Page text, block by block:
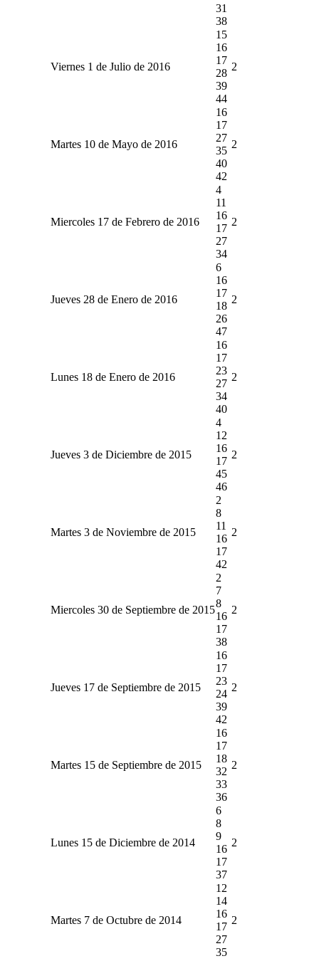
31
38
Viernes 1 de Julio de 2016
15
16
17
28
39
44
2
Martes 10 de Mayo de 2016
16
17
27
35
40
42
2
Miercoles 17 de Febrero de 2016
4
11
16
17
27
34
2
Jueves 28 de Enero de 2016
6
16
17
18
26
47
2
Lunes 18 de Enero de 2016
16
17
23
27
34
40
2
Jueves 3 de Diciembre de 2015
4
12
16
17
45
46
2
Martes 3 de Noviembre de 2015
2
8
11
16
17
42
2
Miercoles 30 de Septiembre de 2015
2
7
8
16
17
38
2
Jueves 17 de Septiembre de 2015
16
17
23
24
39
42
2
Martes 15 de Septiembre de 2015
16
17
18
32
33
36
2
Lunes 15 de Diciembre de 2014
6
8
9
16
17
37
2
Martes 7 de Octubre de 2014
12
14
16
17
27
35
2